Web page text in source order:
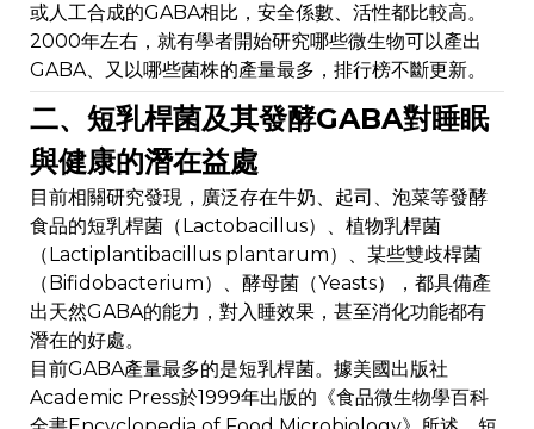
或人工合成的GABA相比，安全係數、活性都比較高。
2000年左右，就有學者開始研究哪些微生物可以產出
GABA、又以哪些菌株的產量最多，排行榜不斷更新。
二、短乳桿菌及其發酵GABA對睡眠
與健康的潛在益處
目前相關研究發現，廣泛存在牛奶、起司、泡菜等發酵
食品的短乳桿菌（Lactobacillus）、植物乳桿菌
（Lactiplantibacillus plantarum）、某些雙歧桿菌
（Bifidobacterium）、酵母菌（Yeasts），都具備產
出天然GABA的能力，對入睡效果，甚至消化功能都有
潛在的好處。
目前GABA產量最多的是短乳桿菌。據美國出版社
Academic Press於1999年出版的《食品微生物學百科